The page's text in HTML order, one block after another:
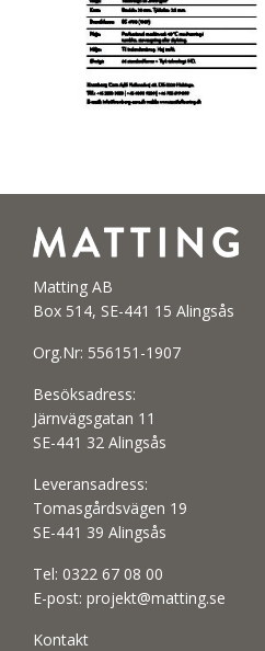
Matting AB
Box 514, SE-441 15 Alingsås
Org.Nr: 556151-1907
Besöksadress:
Järnvägsgatan 11
SE-441 32 Alingsås
Leveransadress:
Tomasgårdsvägen 19
SE-441 39 Alingsås
Tel: 0322 67 08 00
E-post: projekt@matting.se
Kontakt